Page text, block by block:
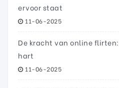
ervoor staat
11-06-2025
De kracht van online
hart
11-06-2025